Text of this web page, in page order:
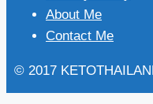
About Me
Contact Me
© 2017